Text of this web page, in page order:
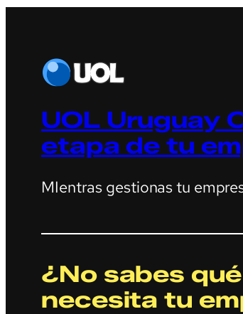
UOL Uruguay
etapa de tu
MIentras gestionas tu
¿No sabes
necesita tu